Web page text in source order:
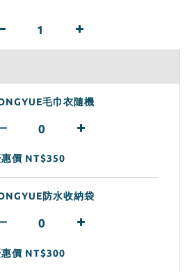
毛巾衣隨機
價 NT$350
防水收納袋
價 NT$300